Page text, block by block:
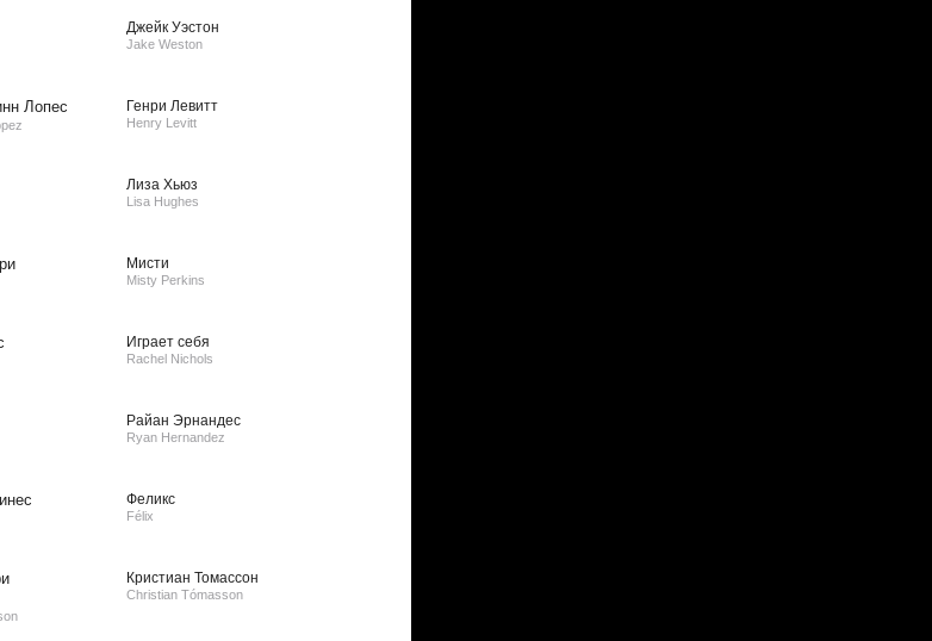
Джейк Уэстон
Jake Weston
Лопес Генри Левитт
Henry Levitt
Лиза Хьюз
Lisa Hughes
Мисти
Misty Perkins
Играет себя
Rachel Nichols
Райан Эрнандес
Ryan Hernandez
Феликс
Félix
Кристиан Томассон
Christian Tómasson